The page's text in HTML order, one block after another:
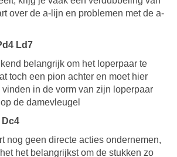
over de a-lijn en problemen met de a-
Ld7
belangrijk om het loperpaar te
toch een pion achter en moet hier
in de vorm van zijn loperpaar
de damevleugel
Dc4
nog geen directe acties ondernemen,
het belangrijkst om de stukken zo